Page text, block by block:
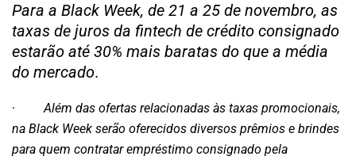
Para a Black Week, de 21 a 25 de novembro, as
taxas de juros da fintech de crédito consignado
estarão até 30% mais baratas do que a média
do mercado.
·Além das ofertas relacionadas às taxas promocionais,
na Black Week serão oferecidos diversos prêmios e brindes
para quem contratar empréstimo consignado pela